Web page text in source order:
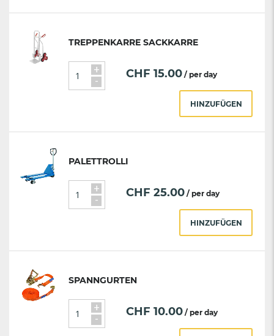
TREPPENKARRE SACKKARRE
+
- CHF 15.00 / per day
HINZUFÜGEN
PALETTROLLI
+
- CHF 25.00 / per day
HINZUFÜGEN
SPANNGURTEN
+
- CHF 10.00 / per day